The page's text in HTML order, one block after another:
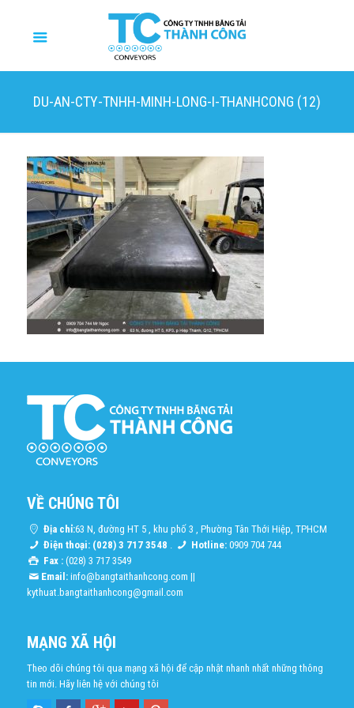
DU-AN-CTY-TNHH-MINH-LONG-I-THANHCONG (12)
VỀ CHÚNG TÔI
Địa chỉ:63 N, đường HT 5 , khu phố 3 , Phường Tân Thới Hiệp, TPHCM
Điện thoại: (028) 3 717 3548 . Hotline: 0909 704 744
Fax :(028) 3 717 3549
Email: info@bangtaithanhcong.com ||
kythuat.bangtaithanhcong@gmail.com
MẠNG XÃ HỘI
Theo dõi chúng tôi qua mạng xã hội để cập nhật nhanh nhất những thông
tin mới. Hãy liên hệ với chúng tôi